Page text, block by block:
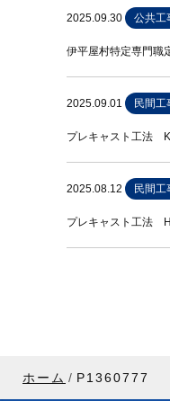
2025.09.30 公共工
伊平屋村特定専門職
2025.09.01 民間工
プレキャスト工法
2025.08.12 民間工
プレキャスト工法
ホーム P1360777